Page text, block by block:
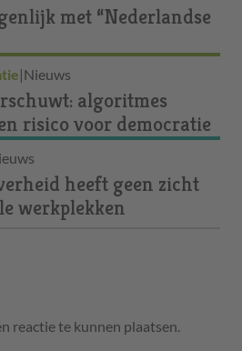
met “Nederlandse
|Nieuws
algoritmes
risico voor democratie
heeft geen zicht
werkplekken
reactie te kunnen plaatsen.